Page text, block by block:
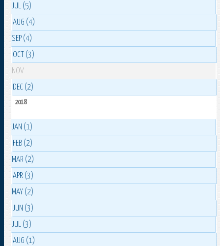
JUL (5)
AUG (4)
SEP (4)
OCT (3)
NOV
DEC (2)
2018
JAN (1)
FEB (2)
MAR (2)
APR (3)
MAY (2)
JUN (3)
JUL (3)
AUG (1)